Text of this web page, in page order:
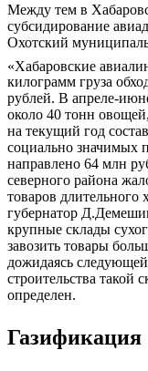
Между тем в
субсидирование
Охотский
«Хабаровские
килограмм груза
рублей. В апреле-
около 40 тонн
на текущий год
социально значимых
направлено 64 млн
северного района
товаров
губернатор
крупные склады
завозить товары
дожидаясь
строительства такой
определен.
Газификация